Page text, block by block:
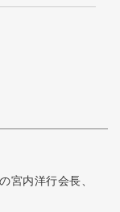
宮内洋行会長、